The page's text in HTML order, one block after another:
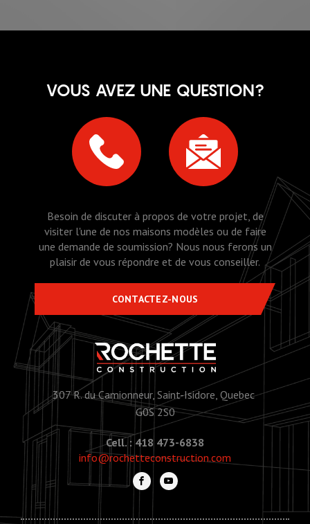
VOUS AVEZ UNE QUESTION?
Besoin de discuter à propos de votre projet, de
visiter l'une de nos maisons modèles ou de faire
une demande de soumission? Nous nous ferons un
plaisir de vous répondre et de vous conseiller.
CONTACTEZ-NOUS
307 R. du Camionneur, Saint-Isidore, Quebec
G0S 2S0
Cell. : 418 473-6838
info@rochetteconstruction.com